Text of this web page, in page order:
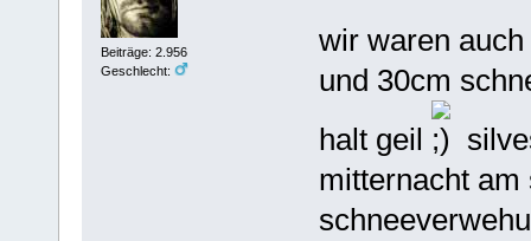
Beiträge: 2.956
Geschlecht:
wir waren
und 30cm
halt geil
mitternacht